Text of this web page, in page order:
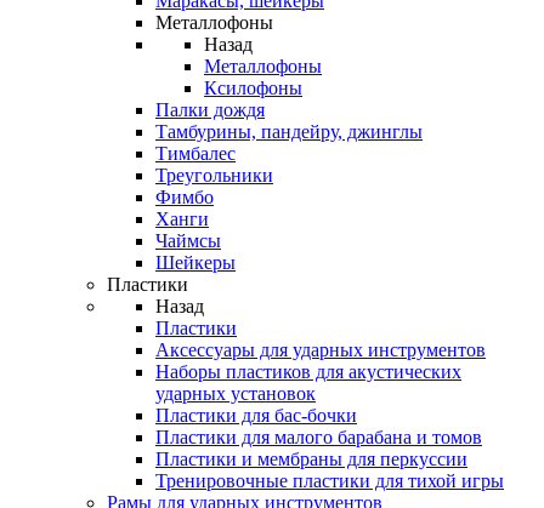
Металлофоны
Назад
Металлофоны
Ксилофоны
Палки дождя
Тамбурины, пандейру, джинглы
Тимбалес
Треугольники
Фимбо
Ханги
Чаймсы
Шейкеры
Пластики
Назад
Пластики
Аксессуары для ударных инструментов
Наборы пластиков для акустических
ударных установок
Пластики для бас-бочки
Пластики для малого барабана и томов
Пластики и мембраны для перкуссии
Тренировочные пластики для тихой игры
Рамы для ударных инструментов